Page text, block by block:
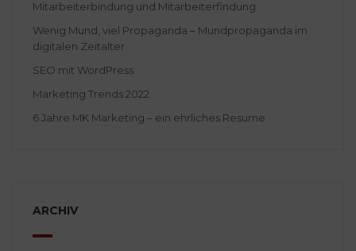
Mitarbeiterbindung und Mitarbeiterfindung
Wenig Mund, viel Propaganda – Mundpropaganda im
digitalen Zeitalter
SEO mit WordPress
Marketing Trends 2022
6 Jahre MK Marketing – ein ehrliches Resume
ARCHIV